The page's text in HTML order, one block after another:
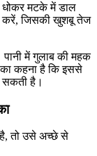
धोकर मटके में डाल
करें, जिसकी खुशबू तेज
पानी में गुलाब की महक
कहना है कि इससे
सकती है।
है, तो उसे अच्छे से